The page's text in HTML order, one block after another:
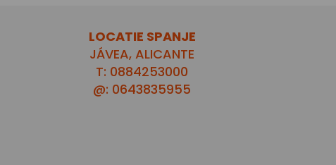
LOCATIE SPANJE
JÁVEA, ALICANTE
T: 0884253000
@: 0643835955